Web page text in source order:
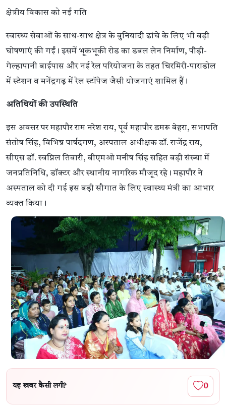
क्षेत्रीय विकास को नई गति
स्वास्थ्य सेवाओं के साथ-साथ क्षेत्र के बुनियादी ढांचे के लिए भी बड़ी
घोषणाएं की गईं। इसमें भूकभूकी रोड का डबल लेन निर्माण, पौड़ी-
गेल्हापानी बाईपास और नई रेल परियोजना के तहत चिरमिरी-पाराडोल
में स्टेशन व मनेंद्रगढ़ में रेल स्टॉपेज जैसी योजनाएं शामिल हैं।
अतिथियों की उपस्थिति
इस अवसर पर महापौर राम नरेश राय, पूर्व महापौर डमरू बेहरा, सभापति
संतोष सिंह, विभिन्न पार्षदगण, अस्पताल अधीक्षक डॉ. राजेंद्र राय,
सीएस डॉ. स्वप्निल तिवारी, बीएमओ मनीष सिंह सहित बड़ी संख्या में
जनप्रतिनिधि, डॉक्टर और स्थानीय नागरिक मौजूद रहे। महापौर ने
अस्पताल को दी गई इस बड़ी सौगात के लिए स्वास्थ्य मंत्री का आभार
व्यक्त किया।
यह खबर कैसी लगी? 0